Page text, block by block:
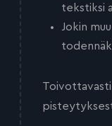
tekstiksi
Jokin
Toivottavasti